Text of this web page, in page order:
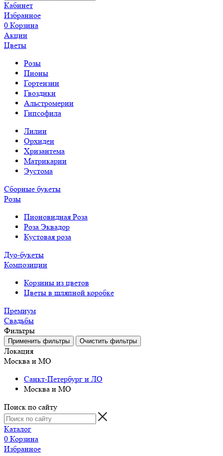
Кабинет
Избранное
0 Корзина
Акции
Цветы
Розы
Пионы
Гортензии
Гвоздики
Альстромерии
Гипсофила
Лилии
Орхидеи
Хризантема
Матрикарии
Эустома
Сборные букеты
Розы
Пионовидная Роза
Роза Эквадор
Кустовая роза
Дуо-букеты
Композиции
Корзины из цветов
Цветы в шляпной коробке
Премиум
Свадьбы
Фильтры
Локация
Москва и МО
Санкт-Петербург и ЛО
Москва и МО
Поиск по сайту
Каталог
0 Корзина
Избранное